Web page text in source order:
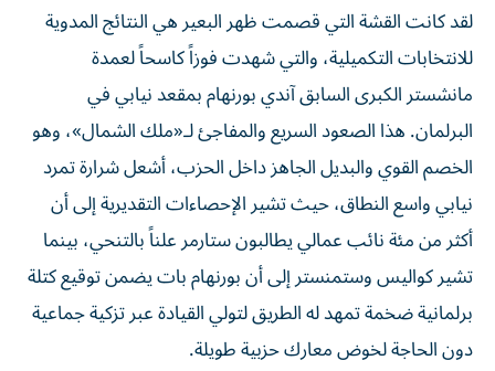
لقد كانت القشة التي قصمت ظهر البعير هي النتائج المدوية
للانتخابات التكميلية، والتي شهدت فوزاً كاسحاً لعمدة
مانشستر الكبرى السابق آندي بورنهام بمقعد نيابي في
البرلمان. هذا الصعود السريع والمفاجئ لـ«ملك الشمال»، وهو
الخصم القوي والبديل الجاهز داخل الحزب، أشعل شرارة تمرد
نيابي واسع النطاق، حيث تشير الإحصاءات التقديرية إلى أن
أكثر من مئة نائب عمالي يطالبون ستارمر علناً بالتنحي، بينما
تشير كواليس وستمنستر إلى أن بورنهام بات يضمن توقيع كتلة
برلمانية ضخمة تمهد له الطريق لتولي القيادة عبر تزكية جماعية
دون الحاجة لخوض معارك حزبية طويلة.